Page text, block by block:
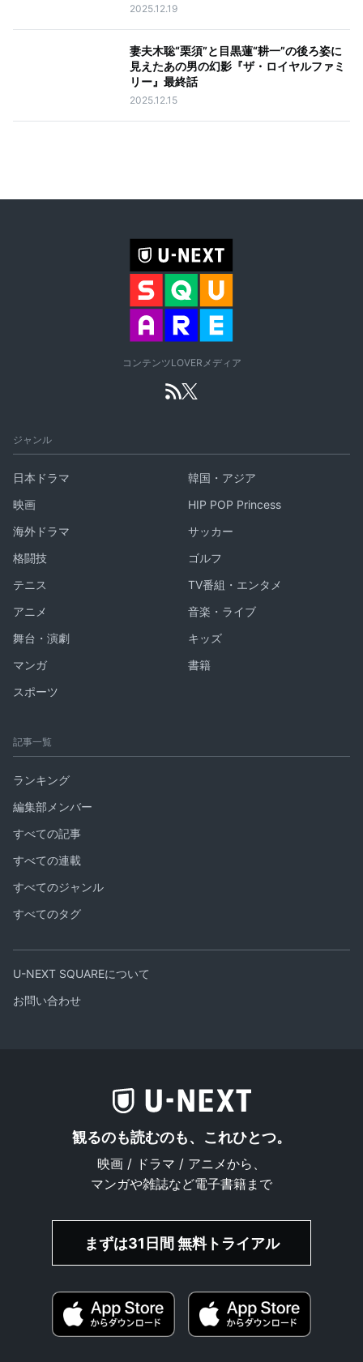
2025.12.19
妻夫木聡“栗須”と目黒蓮“耕一”の後ろ姿に
見えたあの男の幻影『ザ・ロイヤルファミ
リー』最終話
2025.12.15
コンテンツLOVERメディア
ジャンル
日本ドラマ
韓国・アジア
映画
HIP POP Princess
海外ドラマ
サッカー
格闘技
ゴルフ
テニス
TV番組・エンタメ
アニメ
音楽・ライブ
舞台・演劇
キッズ
マンガ
書籍
スポーツ
記事一覧
ランキング
編集部メンバー
すべての記事
すべての連載
すべてのジャンル
すべてのタグ
U-NEXT SQUAREについて
お問い合わせ
観るのも読むのも、これひとつ。
映画 / ドラマ / アニメから、
マンガや雑誌など電子書籍まで
まずは31日間 無料トライアル